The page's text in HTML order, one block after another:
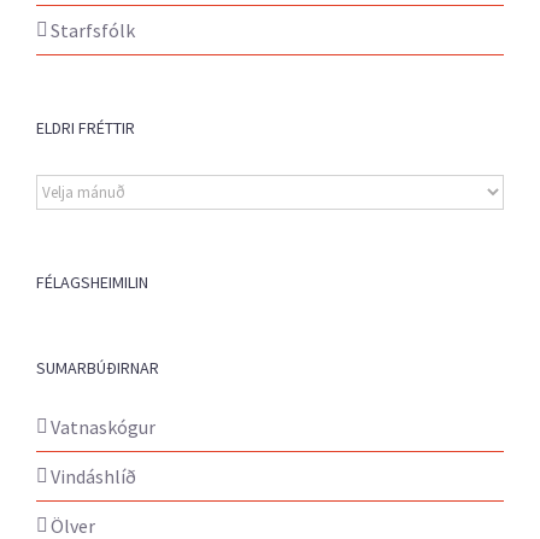
Starfsfólk
ELDRI FRÉTTIR
Eldri
fréttir
FÉLAGSHEIMILIN
SUMARBÚÐIRNAR
Vatnaskógur
Vindáshlíð
Ölver